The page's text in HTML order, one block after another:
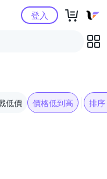
購物中心登入
低價 價格低到高 排序